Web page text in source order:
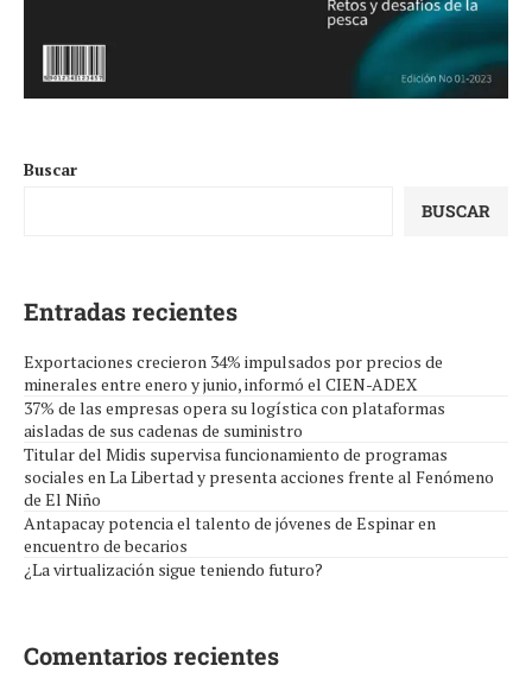
Buscar
BUSCAR
Entradas recientes
Exportaciones crecieron 34% impulsados por precios de
minerales entre enero y junio, informó el CIEN-ADEX
37% de las empresas opera su logística con plataformas
aisladas de sus cadenas de suministro
Titular del Midis supervisa funcionamiento de programas
sociales en La Libertad y presenta acciones frente al Fenómeno
de El Niño
Antapacay potencia el talento de jóvenes de Espinar en
encuentro de becarios
¿La virtualización sigue teniendo futuro?
Comentarios recientes